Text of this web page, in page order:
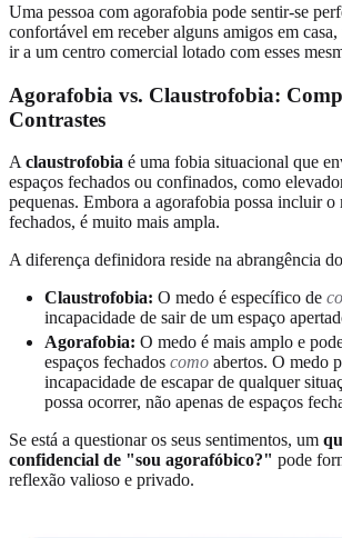
Uma pessoa com agorafobia pode sentir-se
confortável em receber alguns amigos em
ir a um centro comercial lotado com esses
Agorafobia vs. Claustrofobia:
Contrastes
A claustrofobia é uma fobia situacional que
espaços fechados ou confinados, como
pequenas. Embora a agorafobia possa incluir o
fechados, é muito mais ampla.
A diferença definidora reside na abrangência
Claustrofobia: O medo é específico de
incapacidade de sair de um espaço
Agorafobia: O medo é mais amplo e
espaços fechados como abertos. O medo
incapacidade de escapar de qualquer
possa ocorrer, não apenas de espaços
Se está a questionar os seus sentimentos, um
confidencial de "sou agorafóbico?" pode
reflexão valioso e privado.